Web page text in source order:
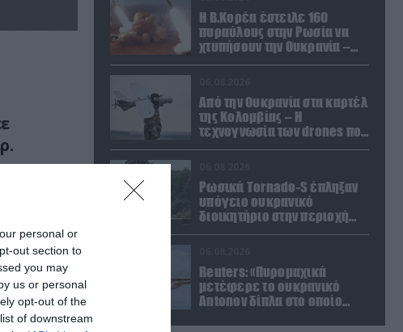
personal or
out section to
you may
us or personal
opt-out of the
of downstream
Η Β.Κορέα έστειλε 160
πυραύλους στην Ρωσία να
χτυπήσουν την Ουκρανία –
Θέλει να εκπαιδευτεί σε νέο
Από την Ουκρανία στα καρτέλ
της Κολομβίας – Η
τεχνογνωσία των drones που
προκαλεί ανησυχία
Ρωσικά Tornado-S έπληξαν
υπόγειο ουκρανικό
διοικητήριο στην περιοχή
του Ντομπροπόλιε (βίντεο)
Reuters: «Πυρομαχικά
μετέφερε το ουκρανικό
Antonov δίπλα στο οποίο